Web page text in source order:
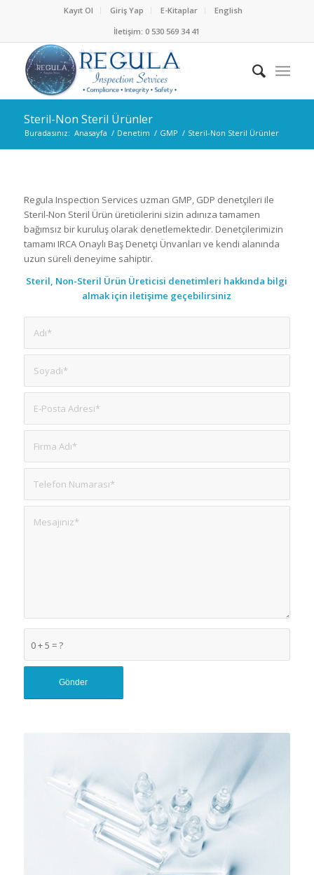
Kayıt Ol Giriş Yap E-Kitaplar
English
İletişim: 0 530 569 34 41
Steril-Non Steril Ürünler
Buradasınız: Anasayfa / Denetim / GMP / Steril-Non Steril Ürünler
Regula Inspection Services uzman GMP, GDP denetçileri ile
Steril-Non Steril Ürün üreticilerini sizin adınıza tamamen
bağımsız bir kuruluş olarak denetlemektedir. Denetçilerimizin
tamamı IRCA Onaylı Baş Denetçi Ünvanları ve kendi alanında
uzun süreli deneyime sahiptir.
Steril, Non-Steril Ürün Üreticisi denetimleri hakkında bilgi
almak için iletişime geçebilirsiniz
0 + 5 = ?